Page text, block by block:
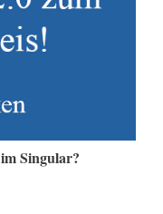
Singular?